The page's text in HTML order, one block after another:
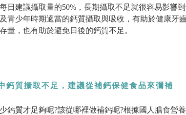
日建議攝取量的50%，長期攝取不足就很容易影響
青少年時期適當的鈣質攝取與吸收，有助於健康牙
量，也有助於避免日後的鈣質不足。
鈣質攝取不足，建議從補鈣保健食品來彌補
鈣質才足夠呢?該從哪裡做補鈣呢?根據國人膳食營